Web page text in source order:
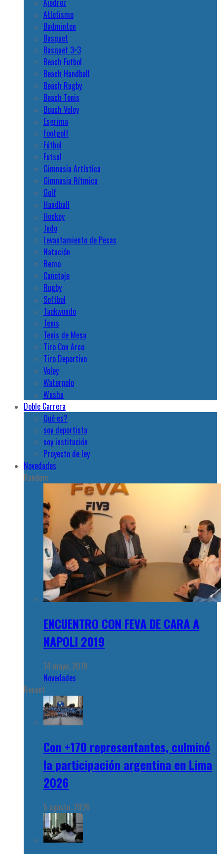
Ajedrez
Atletismo
Badminton
Basquet
Basquet 3×3
Beach Futbol
Beach Handball
Beach Rugby
Beach Tenis
Beach Voley
Esgrima
Footgolf
Fútbol
Futsal
Gimnasia Artística
Gimnasia Rítmica
Golf
Handball
Hockey
Judo
Levantamiento de Pesas
Natación
Remo
Canotaje
Rugby
Softbol
Taekwondo
Tenis
Tenis de Mesa
Tiro Con Arco
Tiro Deportivo
Voley
Waterpolo
Wushu
Doble Carrera
Qué es?
soy deportista
soy institución
Proyecto de ley
Novedades
Random
ENCUENTRO CON FEVA DE CARA A
NAPOLI 2019
14 mayo, 2019
Novedades
Recent
Con +170 representantes, culminó
la participación argentina en Lima
2026
5 agosto, 2026